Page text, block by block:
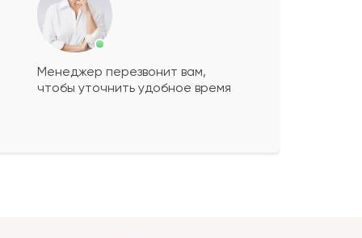
будет+?
Менеджер перезвонит вам,
чтобы уточнить удобное время